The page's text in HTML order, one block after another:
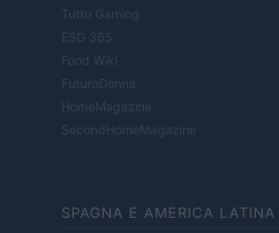
Tutto Gaming
ESG 365
Food Wiki
FuturoDonna
HomeMagazine
SecondHomeMagazine
SPAGNA E AMERICA LATINA